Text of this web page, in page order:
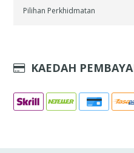
Pilihan Perkhidmatan
KAEDAH